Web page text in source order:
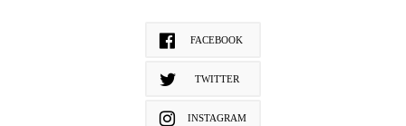
FACEBOOK
TWITTER
INSTAGRAM